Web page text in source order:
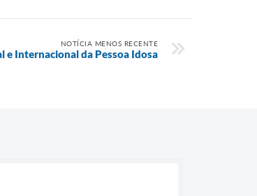
NOTÍCIA MENOS RECENTE
e Internacional da Pessoa Idosa